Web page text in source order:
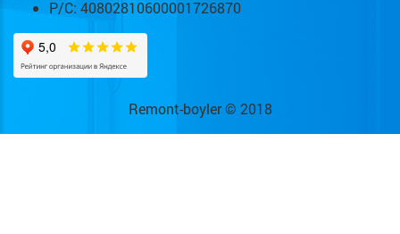
Р/С: 40802810600001726870
Remont-boyler © 2018